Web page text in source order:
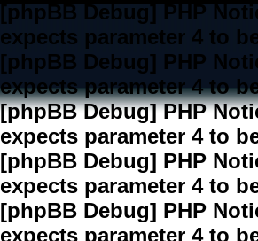
[phpBB Debug] PHP
expects parameter 4 to
[phpBB Debug] PHP
expects parameter 4 to
[phpBB Debug] PHP
expects parameter 4 to
[phpBB Debug] PHP
expects parameter 4 to
[phpBB Debug] PHP
expects parameter 4 to